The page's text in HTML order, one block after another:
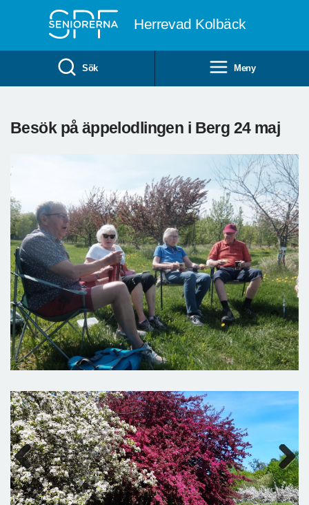
Herrevad Kolbäck
Sök Meny
Besök på äppelodlingen i Berg 24 maj
Previous Next